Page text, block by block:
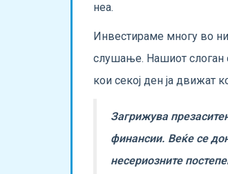
неа.
Инвестираме многу во
слушање. Нашиот слоган
кои секој ден ја движат
Загрижува
финансии. Веќе се
несериозните